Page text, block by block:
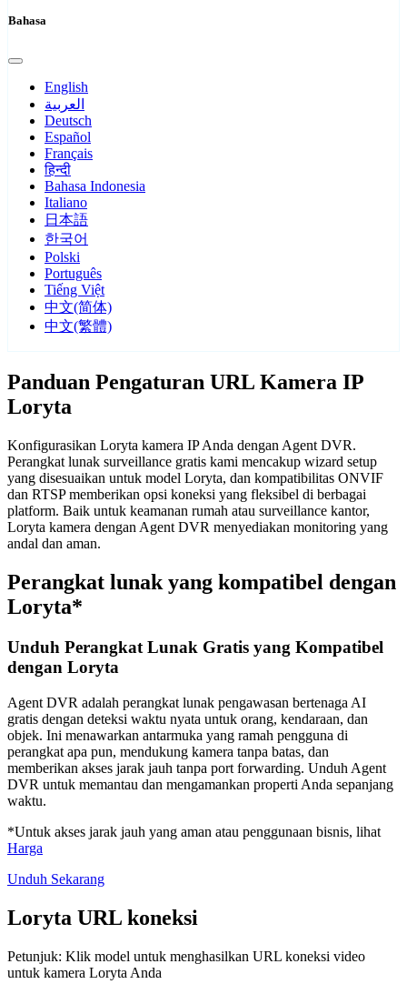
Bahasa
English
العربية
Deutsch
Español
Français
हिन्दी
Bahasa Indonesia
Italiano
日本語
한국어
Polski
Português
Tiếng Việt
中文(简体)
中文(繁體)
Panduan Pengaturan URL Kamera IP
Loryta
Konfigurasikan Loryta kamera IP Anda dengan Agent DVR.
Perangkat lunak surveillance gratis kami mencakup wizard setup
yang disesuaikan untuk model Loryta, dan kompatibilitas ONVIF
dan RTSP memberikan opsi koneksi yang fleksibel di berbagai
platform. Baik untuk keamanan rumah atau surveillance kantor,
Loryta kamera dengan Agent DVR menyediakan monitoring yang
andal dan aman.
Perangkat lunak yang kompatibel dengan
Loryta*
Unduh Perangkat Lunak Gratis yang Kompatibel
dengan Loryta
Agent DVR adalah perangkat lunak pengawasan bertenaga AI
gratis dengan deteksi waktu nyata untuk orang, kendaraan, dan
objek. Ini menawarkan antarmuka yang ramah pengguna di
perangkat apa pun, mendukung kamera tanpa batas, dan
memberikan akses jarak jauh tanpa port forwarding. Unduh Agent
DVR untuk memantau dan mengamankan properti Anda sepanjang
waktu.
*Untuk akses jarak jauh yang aman atau penggunaan bisnis, lihat
Harga
Unduh Sekarang
Loryta URL koneksi
Petunjuk: Klik model untuk menghasilkan URL koneksi video
untuk kamera Loryta Anda